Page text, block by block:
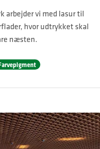
arbejder vi med lasur til
hvor udtrykket skal
næsten.